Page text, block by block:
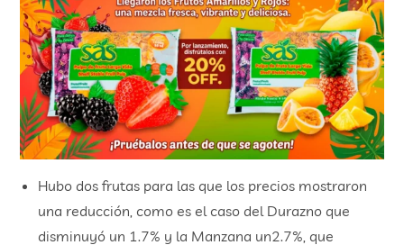
Hubo dos frutas para las que los precios mostraron
una reducción, como es el caso del Durazno que
disminuyó un 1.7% y la Manzana un2.7%, que